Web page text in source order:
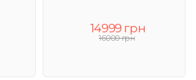
14999 грн
16000 грн